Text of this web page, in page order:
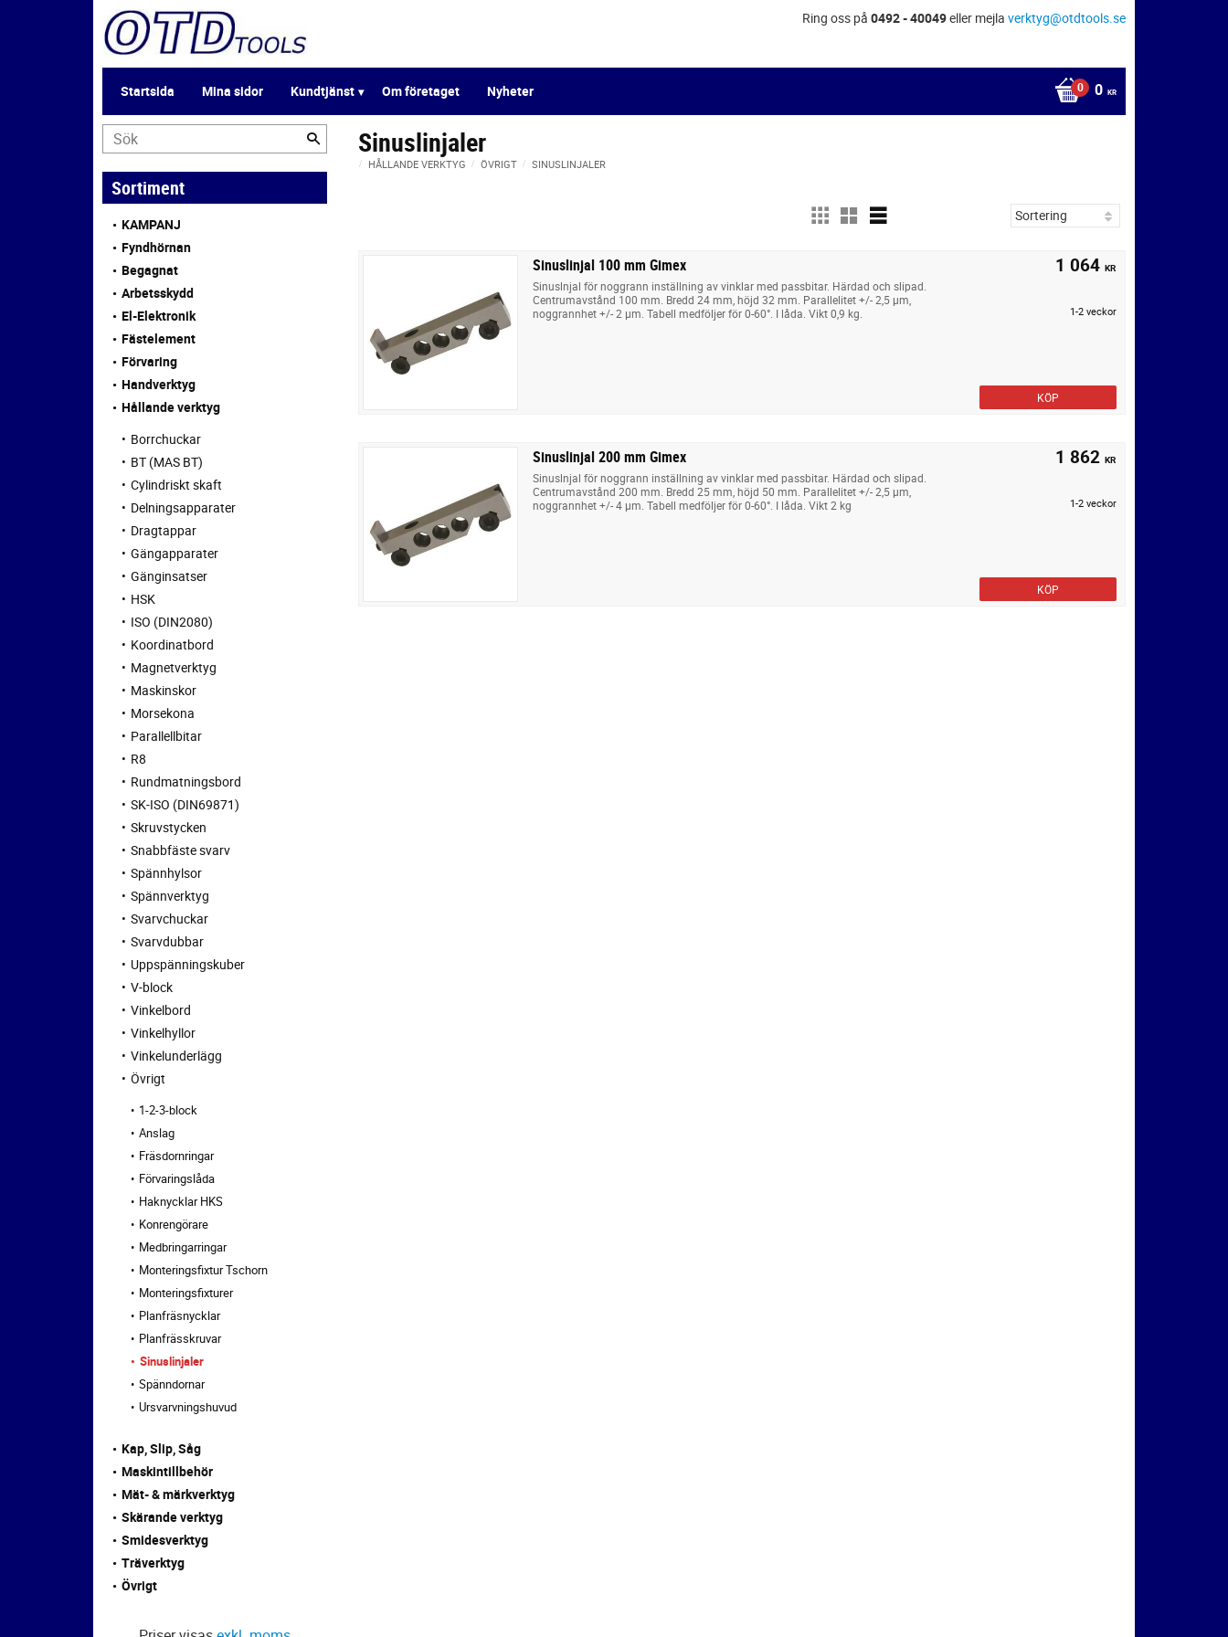
Ring oss på 0492 - 40049eller mejla verktyg@otdtools.se
Startsida Mina sidor Kundtjänst Om företaget Nyheter 0 KR
Sinuslinjaler
HÅLLANDE VERKTYG ÖVRIGT SINUSLINJALER
Sinuslinjal 100 mm Gimex
Sinuslnjal för noggrann inställning av vinklar med passbitar. Härdad och slipad.
Centrumavstånd 100 mm. Bredd 24 mm, höjd 32 mm. Parallelitet +/- 2,5 µm,
noggrannhet +/- 2 µm. Tabell medföljer för 0-60°. I låda. Vikt 0,9 kg.
1 064 KR
1-2 veckor
KÖP
Sinuslinjal 200 mm Gimex
Sinuslnjal för noggrann inställning av vinklar med passbitar. Härdad och slipad.
Centrumavstånd 200 mm. Bredd 25 mm, höjd 50 mm. Parallelitet +/- 2,5 µm,
noggrannhet +/- 4 µm. Tabell medföljer för 0-60°. I låda. Vikt 2 kg
1 862 KR
1-2 veckor
KÖP
Sortiment
KAMPANJ
Fyndhörnan
Begagnat
Arbetsskydd
El-Elektronik
Fästelement
Förvaring
Handverktyg
Hållande verktyg
Borrchuckar
BT (MAS BT)
Cylindriskt skaft
Delningsapparater
Dragtappar
Gängapparater
Gänginsatser
HSK
ISO (DIN2080)
Koordinatbord
Magnetverktyg
Maskinskor
Morsekona
Parallellbitar
R8
Rundmatningsbord
SK-ISO (DIN69871)
Skruvstycken
Snabbfäste svarv
Spännhylsor
Spännverktyg
Svarvchuckar
Svarvdubbar
Uppspänningskuber
V-block
Vinkelbord
Vinkelhyllor
Vinkelunderlägg
Övrigt
1-2-3-block
Anslag
Fräsdornringar
Förvaringslåda
Haknycklar HKS
Konrengörare
Medbringarringar
Monteringsfixtur Tschorn
Monteringsfixturer
Planfräsnycklar
Planfrässkruvar
Sinuslinjaler
Spänndornar
Ursvarvningshuvud
Kap, Slip, Såg
Maskintillbehör
Mät- & märkverktyg
Skärande verktyg
Smidesverktyg
Träverktyg
Övrigt